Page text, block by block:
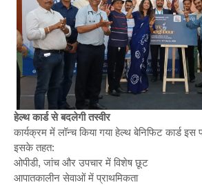
हेल्थ कार्ड से बदलेगी तस्वीर
कार्यक्रम में लॉन्च किया गया हेल्थ बेनिफिट कार्ड
इसके तहत:
ओपीडी, जांच और उपचार में विशेष छूट
आपातकालीन सेवाओं में प्राथमिकता